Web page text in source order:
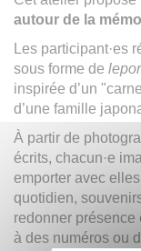
autour de la
Les participant·es
sous forme de
inspirée d’un
d’une famille
À partir de
écrits, chacun·e
emporter avec
quotidien,
redonner présence
à des numéros ou